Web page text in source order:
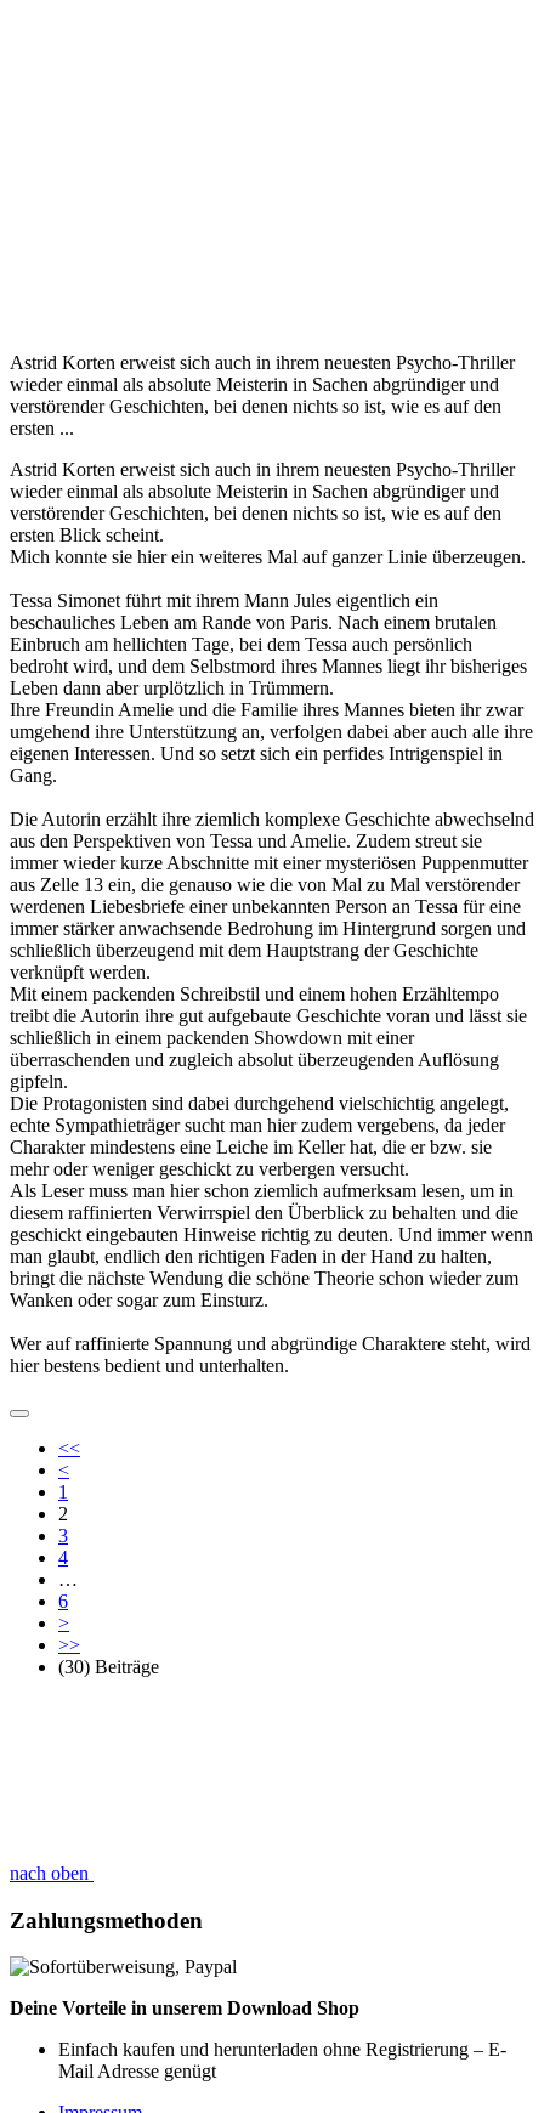
Astrid Korten erweist sich auch in ihrem neuesten Psycho-Thriller
wieder einmal als absolute Meisterin in Sachen abgründiger und
verstörender Geschichten, bei denen nichts so ist, wie es auf den
ersten ...
Astrid Korten erweist sich auch in ihrem neuesten Psycho-Thriller
wieder einmal als absolute Meisterin in Sachen abgründiger und
verstörender Geschichten, bei denen nichts so ist, wie es auf den
ersten Blick scheint.
Mich konnte sie hier ein weiteres Mal auf ganzer Linie überzeugen.
Tessa Simonet führt mit ihrem Mann Jules eigentlich ein
beschauliches Leben am Rande von Paris. Nach einem brutalen
Einbruch am hellichten Tage, bei dem Tessa auch persönlich
bedroht wird, und dem Selbstmord ihres Mannes liegt ihr bisheriges
Leben dann aber urplötzlich in Trümmern.
Ihre Freundin Amelie und die Familie ihres Mannes bieten ihr zwar
umgehend ihre Unterstützung an, verfolgen dabei aber auch alle ihre
eigenen Interessen. Und so setzt sich ein perfides Intrigenspiel in
Gang.
Die Autorin erzählt ihre ziemlich komplexe Geschichte abwechselnd
aus den Perspektiven von Tessa und Amelie. Zudem streut sie
immer wieder kurze Abschnitte mit einer mysteriösen Puppenmutter
aus Zelle 13 ein, die genauso wie die von Mal zu Mal verstörender
werdenen Liebesbriefe einer unbekannten Person an Tessa für eine
immer stärker anwachsende Bedrohung im Hintergrund sorgen und
schließlich überzeugend mit dem Hauptstrang der Geschichte
verknüpft werden.
Mit einem packenden Schreibstil und einem hohen Erzähltempo
treibt die Autorin ihre gut aufgebaute Geschichte voran und lässt sie
schließlich in einem packenden Showdown mit einer
überraschenden und zugleich absolut überzeugenden Auflösung
gipfeln.
Die Protagonisten sind dabei durchgehend vielschichtig angelegt,
echte Sympathieträger sucht man hier zudem vergebens, da jeder
Charakter mindestens eine Leiche im Keller hat, die er bzw. sie
mehr oder weniger geschickt zu verbergen versucht.
Als Leser muss man hier schon ziemlich aufmerksam lesen, um in
diesem raffinierten Verwirrspiel den Überblick zu behalten und die
geschickt eingebauten Hinweise richtig zu deuten. Und immer wenn
man glaubt, endlich den richtigen Faden in der Hand zu halten,
bringt die nächste Wendung die schöne Theorie schon wieder zum
Wanken oder sogar zum Einsturz.
Wer auf raffinierte Spannung und abgründige Charaktere steht, wird
hier bestens bedient und unterhalten.
<<
<
1
2
3
4
…
6
>
>>
(30) Beiträge
nach oben
Zahlungsmethoden
Deine Vorteile in unserem Download Shop
Einfach kaufen und herunterladen ohne Registrierung – E-
Mail Adresse genügt